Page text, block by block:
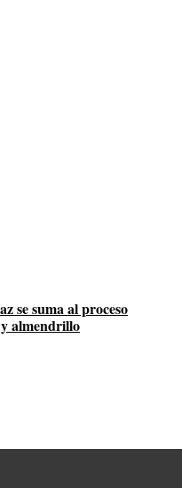
se suma al proceso
almendrillo